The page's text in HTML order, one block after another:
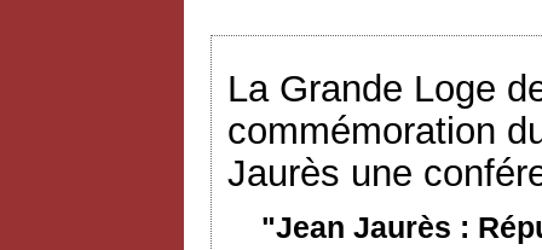
La Grande Loge
commémoration
Jaurès une
"Jean Jaurès :